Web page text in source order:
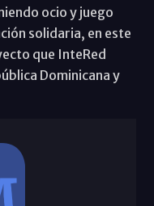
ocio y juego
solidaria, en este
que InteRed
Dominicana y